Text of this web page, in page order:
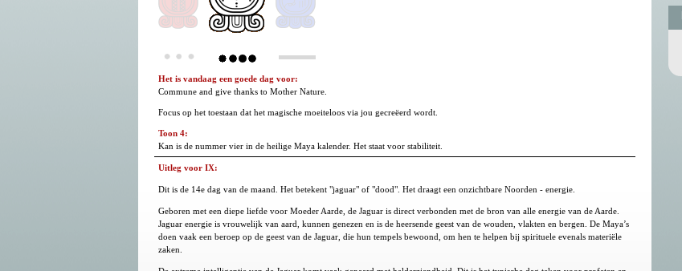
Het is vandaag een goede dag voor:
Commune and give thanks to Mother Nature.
Focus op het toestaan dat het magische moeiteloos via jou gecreëerd wordt.
Toon 4:
Kan is de nummer vier in de heilige Maya kalender. Het staat voor stabiliteit.
Uitleg voor IX:
Dit is de 14e dag van de maand. Het betekent "jaguar" of "dood". Het draagt een onzichtbare Noorden - energie.
Geboren met een diepe liefde voor Moeder Aarde, de Jaguar is direct verbonden met de bron van alle energie van de Aarde.
Jaguar energie is vrouwelijk van aard, kunnen genezen en is de heersende geest van de wouden, vlakten en bergen. De Maya’s
doen vaak een beroep op de geest van de Jaguar, die hun tempels bewoond, om hen te helpen bij spirituele evenals materiële
zaken.